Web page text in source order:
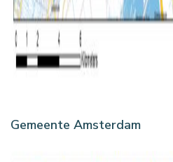
Gemeente Amsterdam